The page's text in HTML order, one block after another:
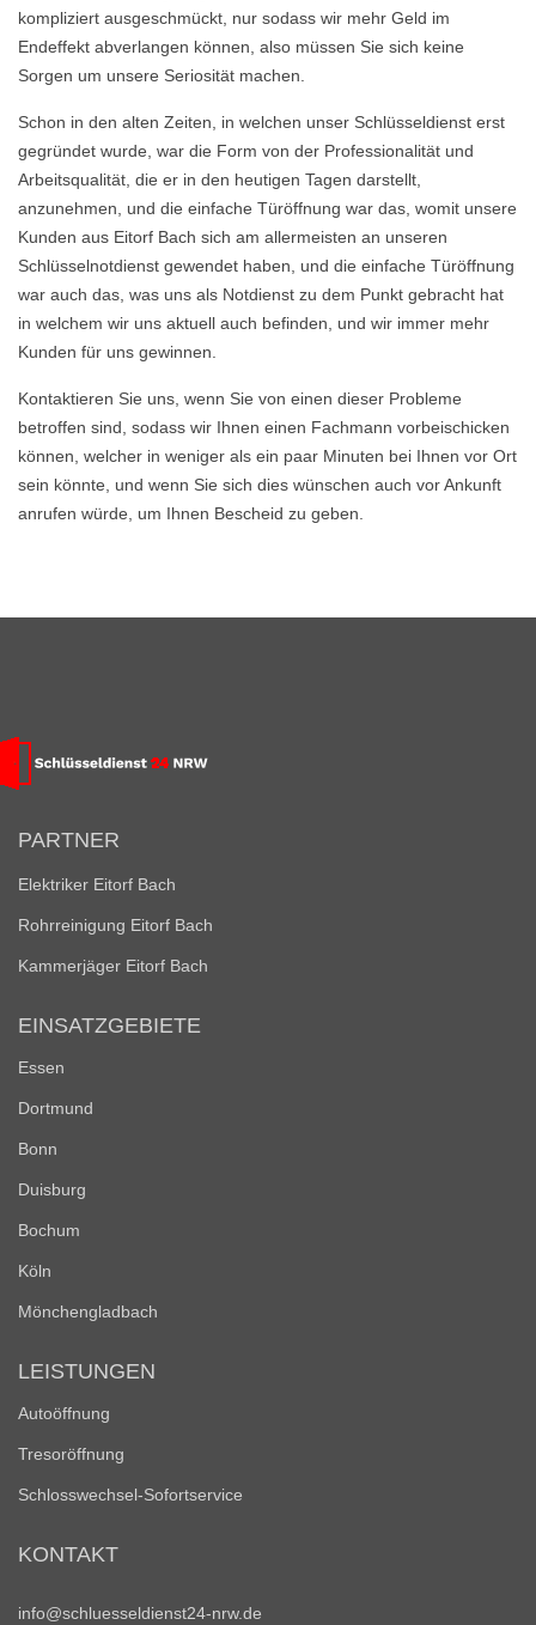
kompliziert ausgeschmückt, nur sodass wir mehr Geld im
Endeffekt abverlangen können, also müssen Sie sich keine
Sorgen um unsere Seriosität machen.
Schon in den alten Zeiten, in welchen unser Schlüsseldienst erst
gegründet wurde, war die Form von der Professionalität und
Arbeitsqualität, die er in den heutigen Tagen darstellt,
anzunehmen, und die einfache Türöffnung war das, womit unsere
Kunden aus Eitorf Bach sich am allermeisten an unseren
Schlüsselnotdienst gewendet haben, und die einfache Türöffnung
war auch das, was uns als Notdienst zu dem Punkt gebracht hat
in welchem wir uns aktuell auch befinden, und wir immer mehr
Kunden für uns gewinnen.
Kontaktieren Sie uns, wenn Sie von einen dieser Probleme
betroffen sind, sodass wir Ihnen einen Fachmann vorbeischicken
können, welcher in weniger als ein paar Minuten bei Ihnen vor Ort
sein könnte, und wenn Sie sich dies wünschen auch vor Ankunft
anrufen würde, um Ihnen Bescheid zu geben.
PARTNER
Elektriker Eitorf Bach
Rohrreinigung Eitorf Bach
Kammerjäger Eitorf Bach
EINSATZGEBIETE
Essen
Dortmund
Bonn
Duisburg
Bochum
Köln
Mönchengladbach
LEISTUNGEN
Autoöffnung
Tresoröffnung
Schlosswechsel-Sofortservice
KONTAKT
info@schluesseldienst24-nrw.de